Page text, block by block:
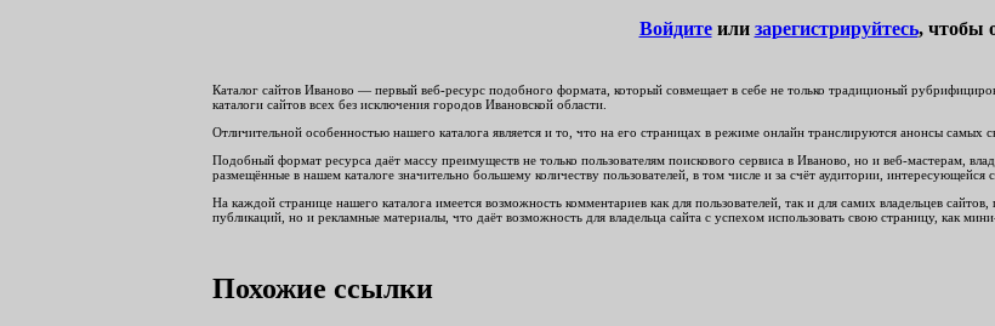
Войдитеили зарегистрируйтесь, чтобы
Каталог сайтов Иваново — первый веб-ресурс подобного формата, который совмещает в себе не только традиционый
каталоги сайтов всех без исключения городов Ивановской области.
Отличительной особенностью нашего каталога является и то, что на его страницах в режиме онлайн транслируются анонсы
Подобный формат ресурса даёт массу преимуществ не только пользователям поискового сервиса в Иваново, но и веб-мастерам,
размещённые в нашем каталоге значительно большему количеству пользователей, в том числе и за счёт аудитории,
На каждой странице нашего каталога имеется возможность комментариев как для пользователей, так и для самих владельцев
публикаций, но и рекламные материалы, что даёт возможность для владельца сайта с успехом использовать свою страницу, как
Похожие ссылки